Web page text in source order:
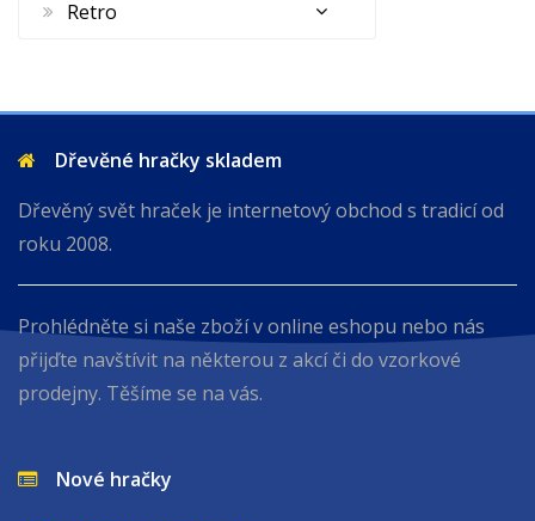
Retro
Dřevěné hračky skladem
Dřevěný svět hraček je internetový obchod s tradicí od
roku 2008.
Prohlédněte si naše zboží v online eshopu nebo nás
přijďte navštívit na některou z akcí či do vzorkové
prodejny. Těšíme se na vás.
Nové hračky